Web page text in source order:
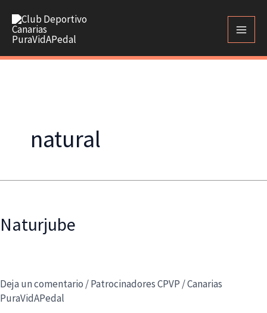
contenido
natural
Naturjube
Deja un comentario /Patrocinadores CPVP /Canarias
PuraVidAPedal